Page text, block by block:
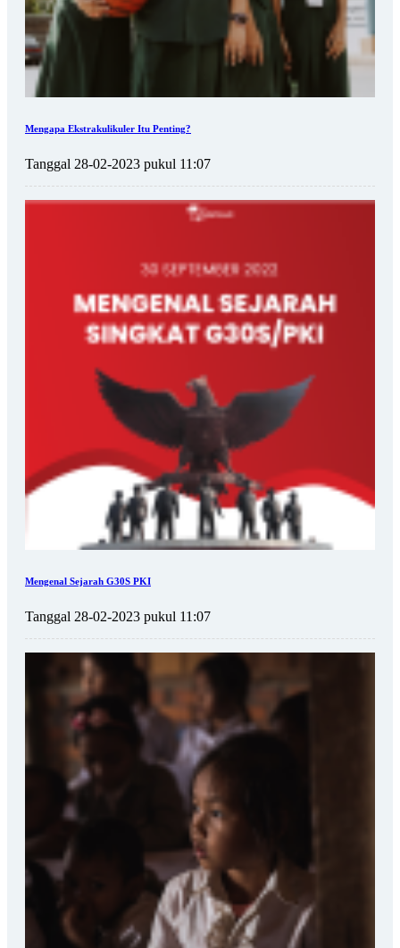
Mengapa Ekstrakulikuler Itu Penting?
Tanggal 28-02-2023 pukul 11:07
Mengenal Sejarah G30S PKI
Tanggal 28-02-2023 pukul 11:07